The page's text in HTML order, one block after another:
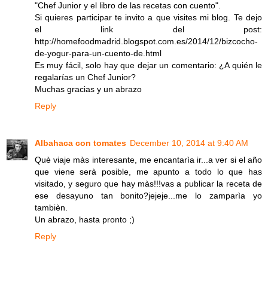
"Chef Junior y el libro de las recetas con cuento".
Si quieres participar te invito a que visites mi blog. Te dejo
el link del post:
http://homefoodmadrid.blogspot.com.es/2014/12/bizcocho-
de-yogur-para-un-cuento-de.html
Es muy fácil, solo hay que dejar un comentario: ¿A quién le
regalarías un Chef Junior?
Muchas gracias y un abrazo
Reply
Albahaca con tomates December 10, 2014 at 9:40 AM
Què viaje màs interesante, me encantarìa ir...a ver si el año
que viene serà posible, me apunto a todo lo que has
visitado, y seguro que hay màs!!!vas a publicar la receta de
ese desayuno tan bonito?jejeje...me lo zamparìa yo
tambièn.
Un abrazo, hasta pronto ;)
Reply